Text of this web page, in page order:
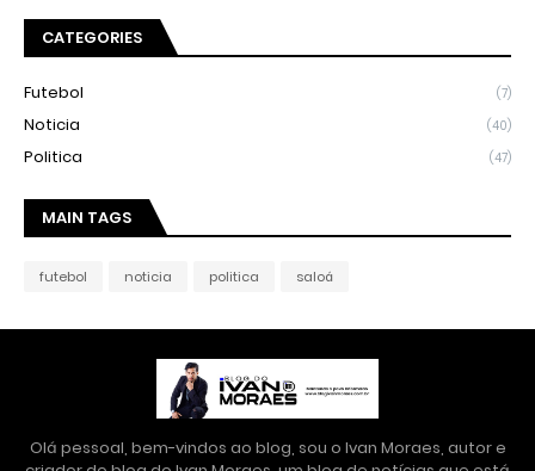
CATEGORIES
Futebol (7)
Noticia (40)
Politica (47)
MAIN TAGS
futebol noticia politica saloá
Olá pessoal, bem-vindos ao blog, sou o Ivan Moraes, autor e